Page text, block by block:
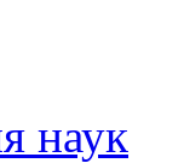
наук